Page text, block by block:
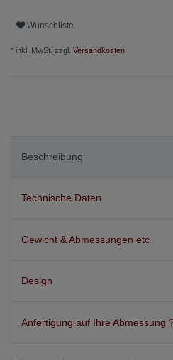
Wunschliste
* inkl. MwSt. zzgl. Versandkosten
Beschreibung
Technische Daten
Gewicht & Abmessungen etc
Design
Anfertigung auf Ihre Abmessung